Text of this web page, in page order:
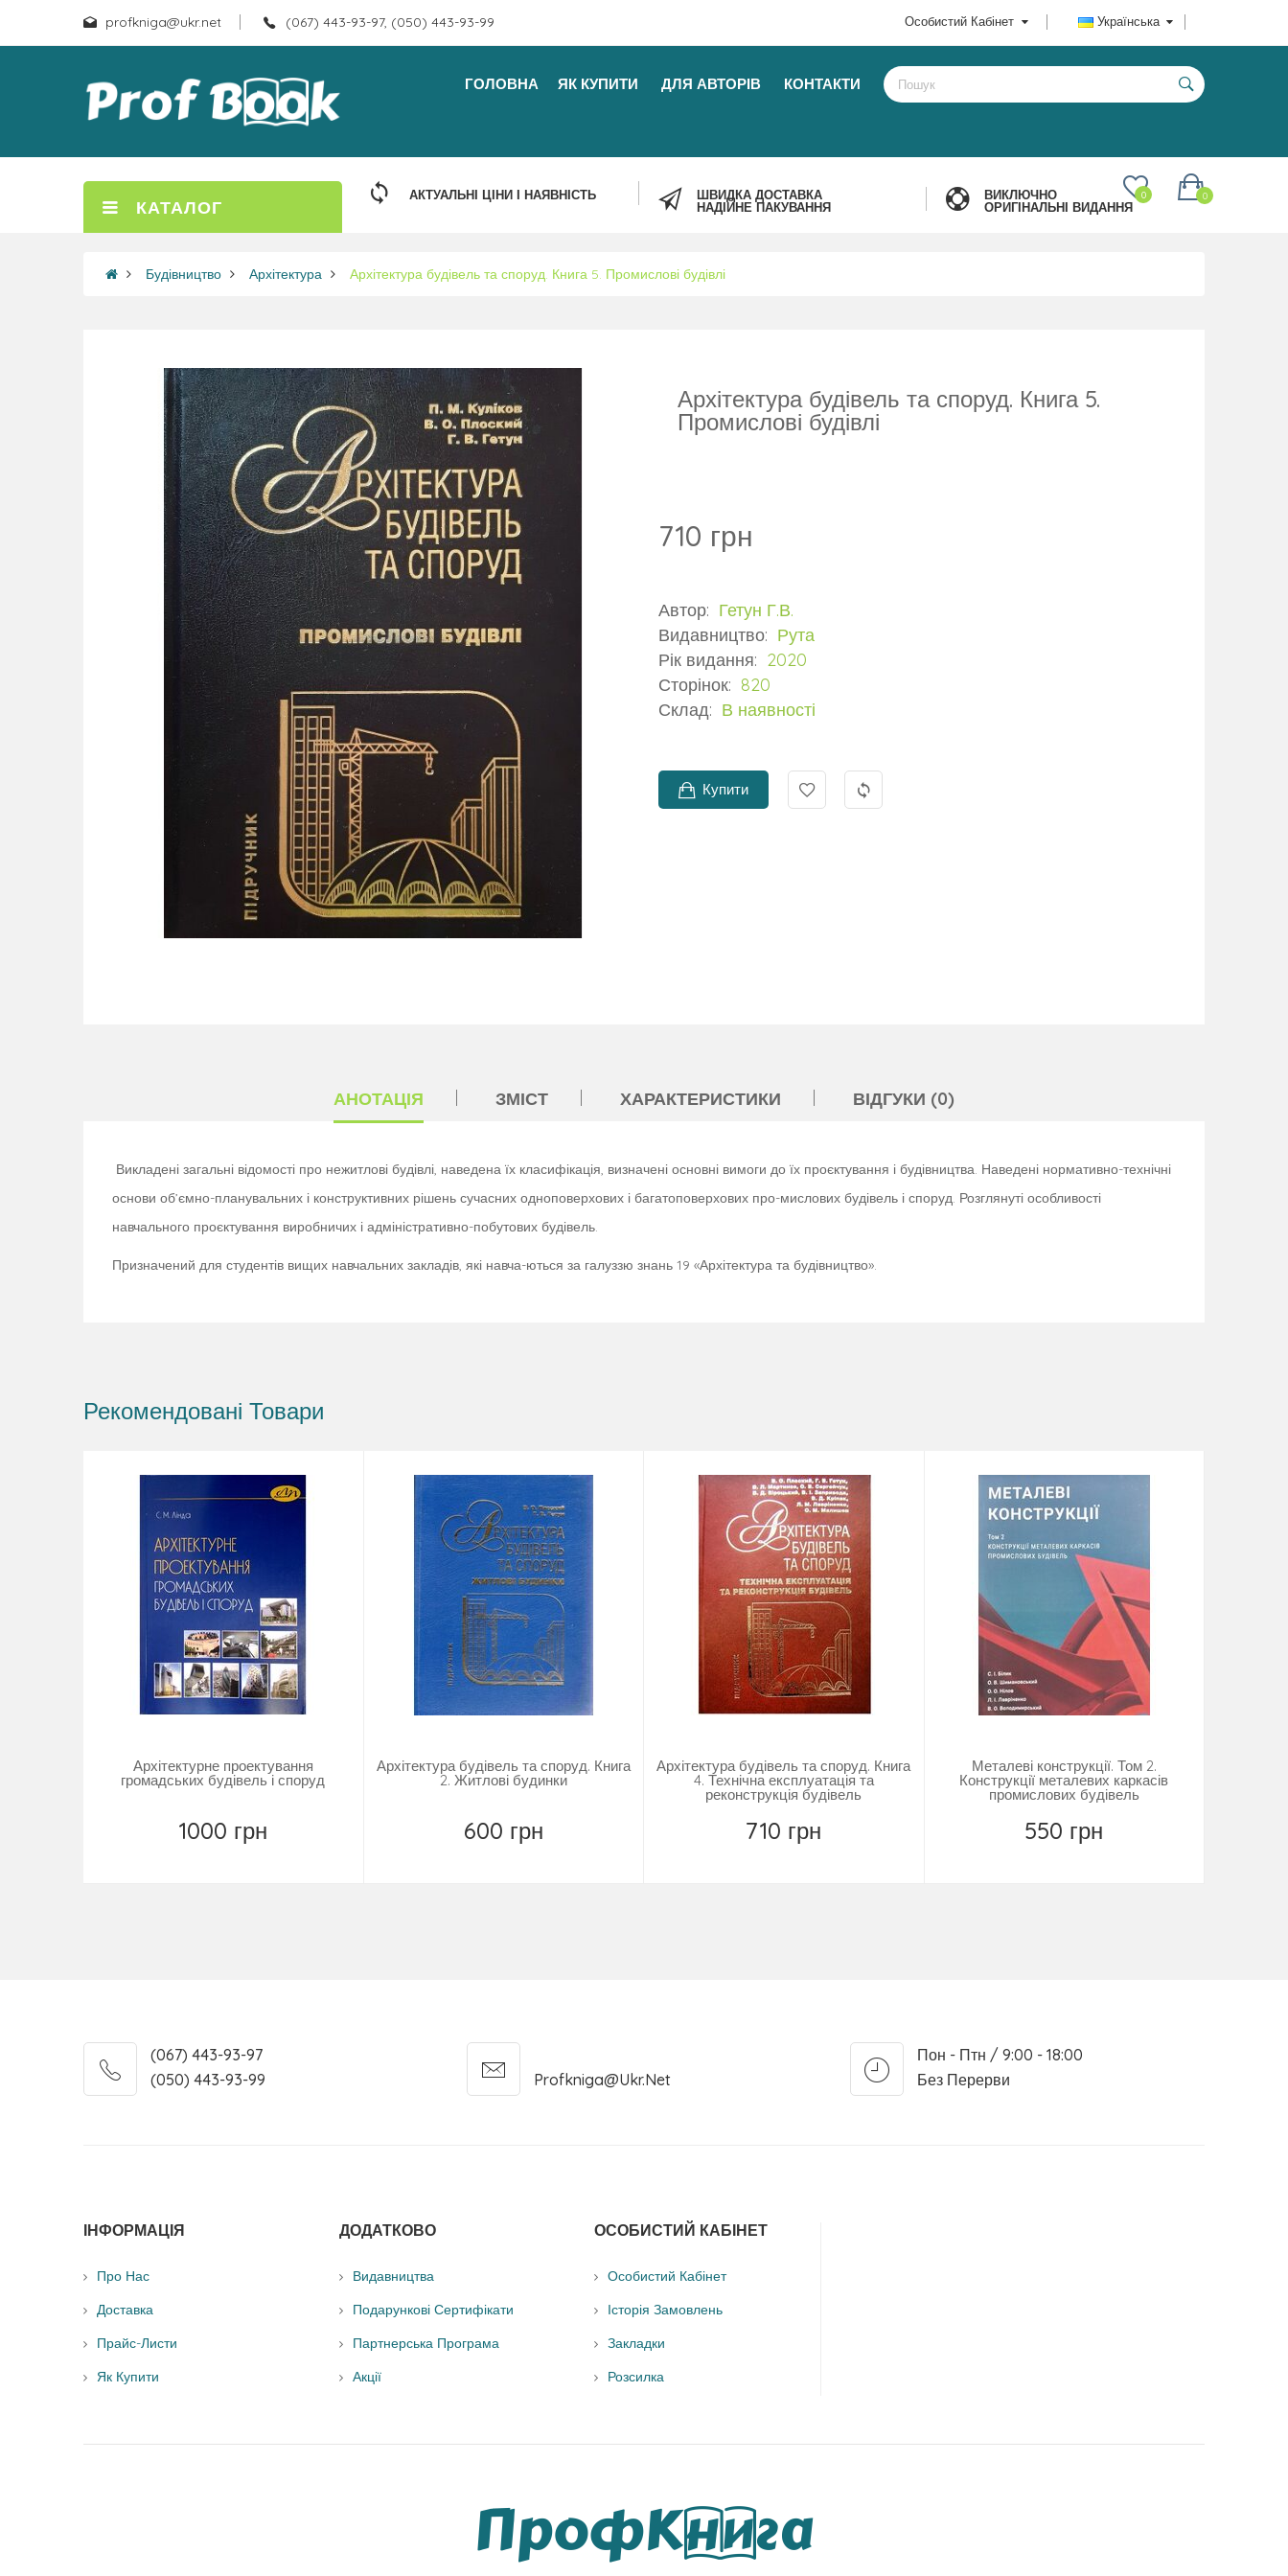
profkniga@ukr.net (067) 443-93-97, (050) 443-93-99 Українська
Особистий Кабінет
ГОЛОВНА ЯК КУПИТИ ДЛЯ АВТОРІВ КОНТАКТИ
КАТАЛОГ
АКТУАЛЬНІ ЦІНИ І НАЯВНІСТЬ
ШВИДКА ДОСТАВКА
НАДІЙНЕ ПАКУВАННЯ
ВИКЛЮЧНО
ОРИГІНАЛЬНІ ВИДАННЯ
0
0
Будівництво Архітектура Архітектура будівель та споруд. Книга 5. Промислові будівлі
Архітектура будівель та споруд. Книга 5.
Промислові будівлі
710 грн
Автор: Гетун Г.В.
Видавництво: Рута
Рік видання: 2020
Сторінок: 820
Склад: В наявності
Купити
АНОТАЦІЯ ЗМІСТ ХАРАКТЕРИСТИКИ ВІДГУКИ (0)
Викладені загальні відомості про нежитлові будівлі, наведена їх класифікація, визначені основні вимоги до їх проєктування і будівництва. Наведені нормативно-технічні
основи об’ємно-планувальних і конструктивних рішень сучасних одноповерхових і багатоповерхових про-мислових будівель і споруд. Розглянуті особливості
навчального проєктування виробничих і адміністративно-побутових будівель.
Призначений для студентів вищих навчальних закладів, які навча-ються за галуззю знань 19 «Архітектура та будівництво».
Рекомендовані Товари
Архітектурне проектування
громадських будівель і споруд
1000 грн
Архітектура будівель та споруд. Книга
2. Житлові будинки
600 грн
Архітектура будівель та споруд. Книга
4. Технічна експлуатація та
реконструкція будівель
710 грн
Металеві конструкції. Том 2.
Конструкції металевих каркасів
промислових будівель
550 грн
(067) 443-93-97
(050) 443-93-99
Profkniga@ukr.net
Пон - Птн / 9:00 - 18:00
Без Перерви
ІНФОРМАЦІЯ
Про Нас
Доставка
Прайс-Листи
Як Купити
ДОДАТКОВО
Видавництва
Подарункові Сертифікати
Партнерська Програма
Акції
ОСОБИСТИЙ КАБІНЕТ
Особистий Кабінет
Історія Замовлень
Закладки
Розсилка